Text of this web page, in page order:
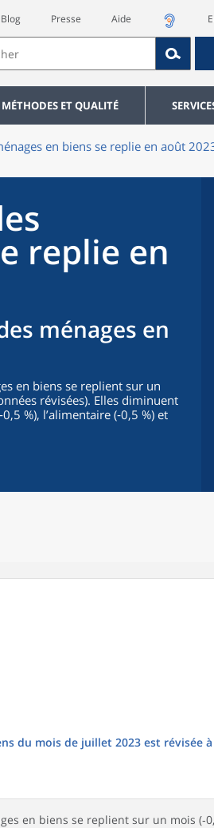
Blog Presse Aide
ET QUALITÉ
en biens se replie en août
replie en
ménages en
en biens se replient sur un
révisées). Elles diminuent
%), l’alimentaire (‑0,5 %) et
du mois de juillet 2023 est révisée
en biens se replient sur un mois